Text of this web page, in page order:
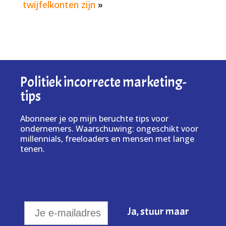
twijfelkonten zijn »
Politiek incorrecte marketing-
tips
Abonneer je op mijn beruchte tips voor
ondernemers. Waarschuwing: ongeschikt voor
millennials, freeloaders en mensen met lange
tenen.